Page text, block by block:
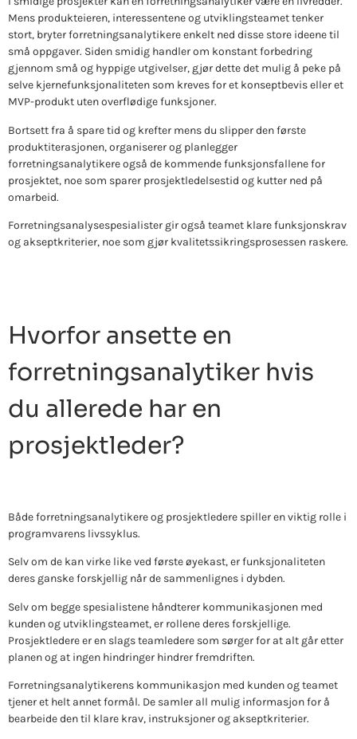
Mens produkteieren, interessentene og utviklingsteamet tenker
stort, bryter forretningsanalytikere enkelt ned disse store ideene til
små oppgaver. Siden smidig handler om konstant forbedring
gjennom små og hyppige utgivelser, gjør dette det mulig å peke på
selve kjernefunksjonaliteten som kreves for et konseptbevis eller et
MVP-produkt uten overflødige funksjoner.
Bortsett fra å spare tid og krefter mens du slipper den første
produktiterasjonen, organiserer og planlegger
forretningsanalytikere også de kommende funksjonsfallene for
prosjektet, noe som sparer prosjektledelsestid og kutter ned på
omarbeid.
Forretningsanalysespesialister gir også teamet klare funksjonskrav
og akseptkriterier, noe som gjør kvalitetssikringsprosessen raskere.
Hvorfor ansette en
forretningsanalytiker hvis
du allerede har en
prosjektleder?
Både forretningsanalytikere og prosjektledere spiller en viktig rolle i
programvarens livssyklus.
Selv om de kan virke like ved første øyekast, er funksjonaliteten
deres ganske forskjellig når de sammenlignes i dybden.
Selv om begge spesialistene håndterer kommunikasjonen med
kunden og utviklingsteamet, er rollene deres forskjellige.
Prosjektledere er en slags teamledere som sørger for at alt går etter
planen og at ingen hindringer hindrer fremdriften.
Forretningsanalytikerens kommunikasjon med kunden og teamet
tjener et helt annet formål. De samler all mulig informasjon for å
bearbeide den til klare krav, instruksjoner og akseptkriterier.